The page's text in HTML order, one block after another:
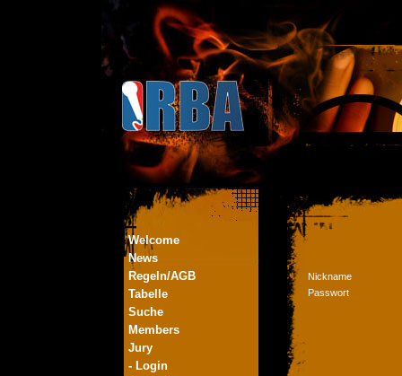
Welcome
News
Regeln/AGB
Tabelle
Suche
Members
Jury
- Login
Nickname
Passwort